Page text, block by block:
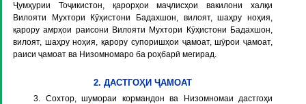
Ҷумҳурии Тоҷикистон, қарорҳои маҷлисҳои вакилони халқи
Вилояти Мухтори Кӯҳистони Бадахшон, вилоят, шаҳру ноҳия,
қарору амрҳои раисони Вилояти Мухтори Кӯҳистони Бадахшон,
вилоят, шаҳру ноҳия, қарору супоришҳои ҷамоат, шӯрои ҷамоат,
раиси ҷамоат ва Низомномаро ба роҳбарӣ мегирад.
2. ДАСТГОҲИ ҶАМОАТ
3. Сохтор, шумораи кормандон ва Низомномаи дастгоҳи